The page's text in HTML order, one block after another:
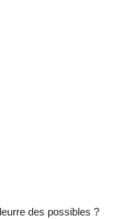
des possibles ?